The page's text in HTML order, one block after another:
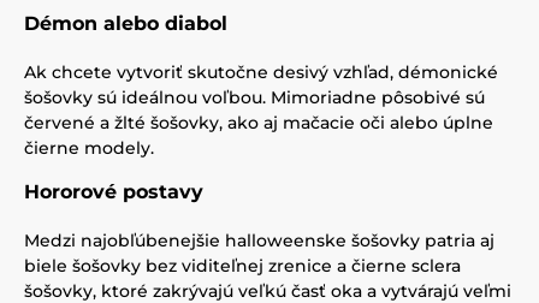
Démon alebo diabol
Ak chcete vytvoriť skutočne desivý vzhľad, démonické
šošovky sú ideálnou voľbou. Mimoriadne pôsobivé sú
červené a žlté šošovky, ako aj mačacie oči alebo úplne
čierne modely.
Hororové postavy
Medzi najobľúbenejšie halloweenske šošovky patria aj
biele šošovky bez viditeľnej zrenice a čierne sclera
šošovky, ktoré zakrývajú veľkú časť oka a vytvárajú veľmi